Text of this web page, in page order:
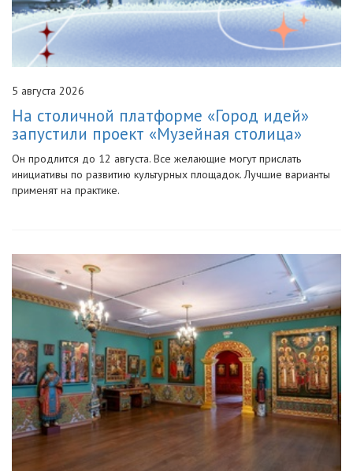
5 августа 2026
На столичной платформе «Город идей»
запустили проект «Музейная столица»
Он продлится до 12 августа. Все желающие могут прислать
инициативы по развитию культурных площадок. Лучшие варианты
применят на практике.